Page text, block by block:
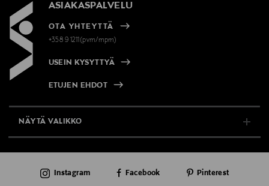
ASIAKASPALVELU
OTA YHTEYTTÄ
+358 9 1211(pvm/mpm)
USEIN KYSYTTYÄ
ETUJEN EHDOT
NÄYTÄ VALIKKO
AJANKOHTAISTA
Instagram Facebook Pinterest